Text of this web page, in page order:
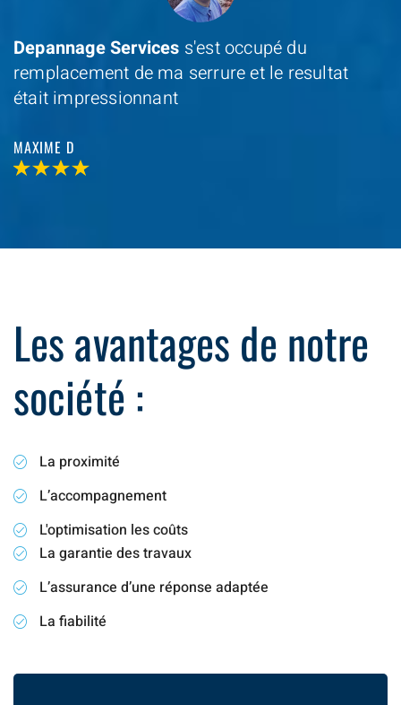
Depannage Services s'est occupé du
remplacement de ma serrure et le resultat
était impressionnant
MAXIME D
Les avantages de notre
société :
La proximité
L’accompagnement
L'optimisation les coûts
La garantie des travaux
L’assurance d’une réponse adaptée
La fiabilité